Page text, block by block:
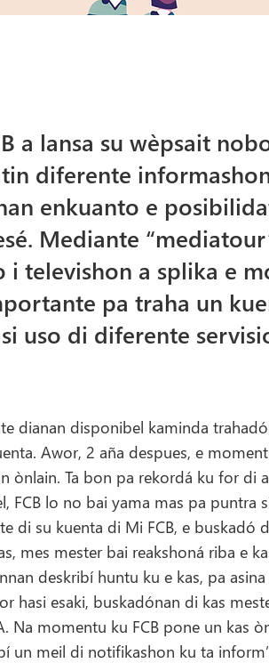
a lansa su wèpsait
diferente
enkuanto e
Mediante
i televishon a splika e
pa traha un
uso di diferente
dianan disponibel kaminda
Awor, 2 aña despues, e
ònlain. Ta bon pa rekordá ku for di
FCB lo no bai yama mas pa puntra
di su kuenta di Mi FCB, e buskadó
mes mester bai reakshoná riba e
deskribí huntu ku e kas, pa
hasi esaki, buskadónan di kas
Na momentu ku FCB pone un kas
un meil di notifikashon ku ta